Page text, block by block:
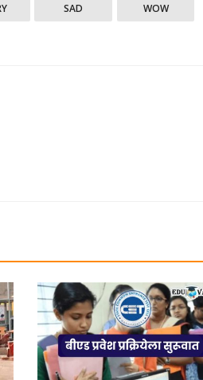
SAD WOW
सातत्य असल्यास यश निश्चित
गोयल
Nov 7, 2025 0
हॉकी स्पर्धेसाठी पुणे, नाशिक आणि अहिल्यानगर या तिन्ही